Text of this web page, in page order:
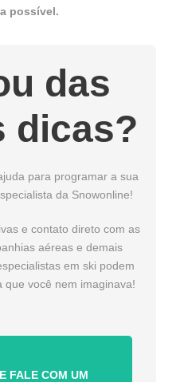
possível.
das
dicas?
para programar a sua
da Snowonline!
e contato direto com as
aéreas e demais
em ski podem
você nem imaginava!
FALE COM UM